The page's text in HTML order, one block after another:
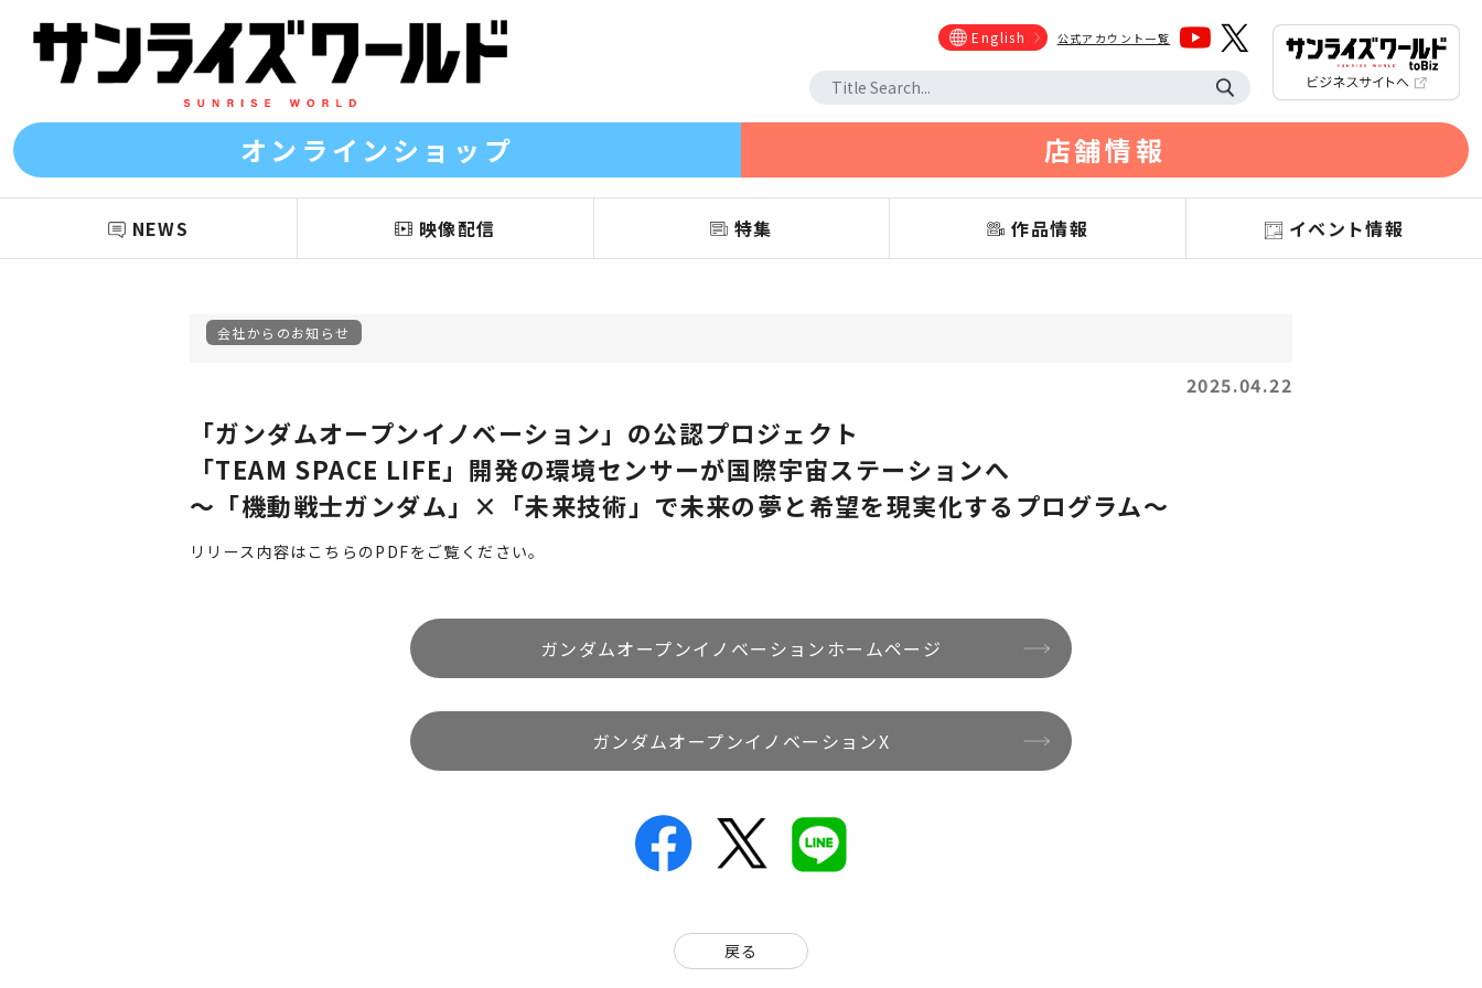
English 公式アカウント一覧
オンラインショップ 店舗情報
NEWS 映像配信 特集 作品情報 イベント情報
会社からのお知らせ
2025.04.22
「ガンダムオープンイノベーション」の公認プロジェクト
「TEAM SPACE LIFE」開発の環境センサーが国際宇宙ステーションへ
～「機動戦士ガンダム」×「未来技術」で未来の夢と希望を現実化するプログラム～
リリース内容は こちらのPDFをご覧ください。
ガンダムオープンイノベーションホームページ
ガンダムオープンイノベーションX
戻る